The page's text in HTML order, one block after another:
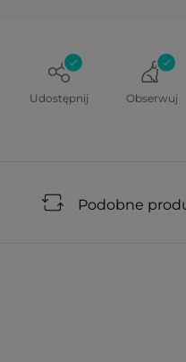
Udostępnij Obserwuj
Podobne